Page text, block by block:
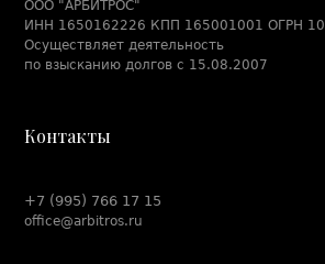
Взыскание задолженности по
Набережных Челнах
Взыскание задолженности по
Взыскание задолженности по
в Набережных Челнах
ООО "АРБИТРОС"
ИНН 1650162226 КПП 165001001 ОГРН
Осуществляет деятельность
по взысканию долгов с 15.08.2007
Контакты
+7 (995) 766 17 15
office@arbitros.ru